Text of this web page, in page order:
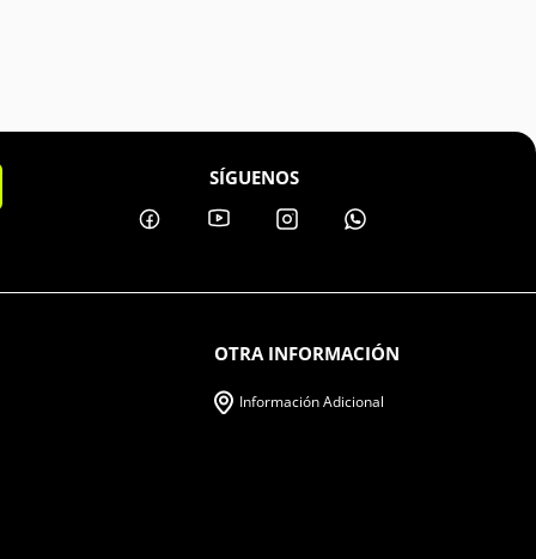
SÍGUENOS
OTRA INFORMACIÓN
Información Adicional